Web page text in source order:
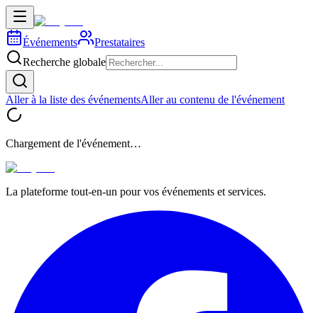
Événements
Prestataires
Recherche globale
Aller à la liste des événementsAller au contenu de l'événement
Chargement de l'événement…
La plateforme tout-en-un pour vos événements et services.